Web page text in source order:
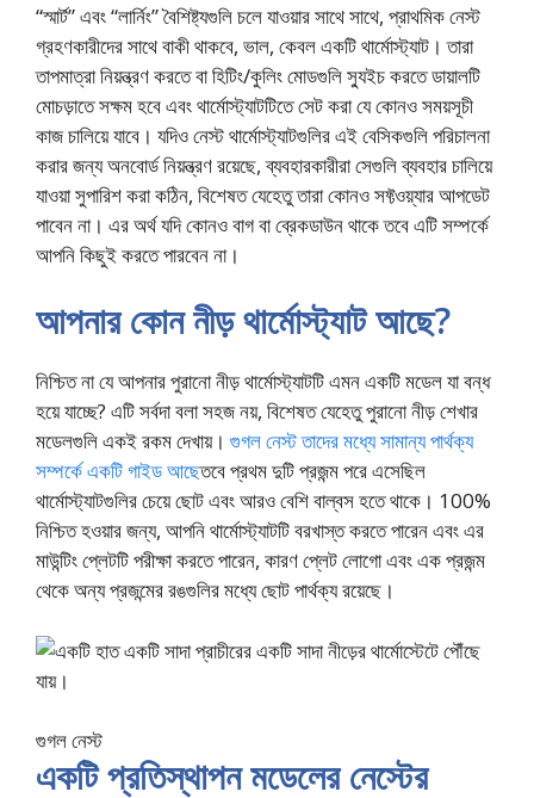
“স্মার্ট” এবং “লার্নিং” বৈশিষ্ট্যগুলি চলে যাওয়ার সাথে সাথে, প্রাথমিক নেস্ট
গ্রহণকারীদের সাথে বাকী থাকবে, ভাল, কেবল একটি থার্মোস্ট্যাট। তারা
তাপমাত্রা নিয়ন্ত্রণ করতে বা হিটিং/কুলিং মোডগুলি স্যুইচ করতে ডায়ালটি
মোচড়াতে সক্ষম হবে এবং থার্মোস্ট্যাটটিতে সেট করা যে কোনও সময়সূচী
কাজ চালিয়ে যাবে। যদিও নেস্ট থার্মোস্ট্যাটগুলির এই বেসিকগুলি পরিচালনা
করার জন্য অনবোর্ড নিয়ন্ত্রণ রয়েছে, ব্যবহারকারীরা সেগুলি ব্যবহার চালিয়ে
যাওয়া সুপারিশ করা কঠিন, বিশেষত যেহেতু তারা কোনও সফ্টওয়্যার আপডেট
পাবেন না। এর অর্থ যদি কোনও বাগ বা ব্রেকডাউন থাকে তবে এটি সম্পর্কে
আপনি কিছুই করতে পারবেন না।
আপনার কোন নীড় থার্মোস্ট্যাট আছে?
নিশ্চিত না যে আপনার পুরানো নীড় থার্মোস্ট্যাটটি এমন একটি মডেল যা বন্ধ
হয়ে যাচ্ছে? এটি সর্বদা বলা সহজ নয়, বিশেষত যেহেতু পুরানো নীড় শেখার
মডেলগুলি একই রকম দেখায়। গুগল নেস্ট তাদের মধ্যে সামান্য পার্থক্য
সম্পর্কে একটি গাইড আছেতবে প্রথম দুটি প্রজন্ম পরে এসেছিল
থার্মোস্ট্যাটগুলির চেয়ে ছোট এবং আরও বেশি বাল্বস হতে থাকে। 100%
নিশ্চিত হওয়ার জন্য, আপনি থার্মোস্ট্যাটটি বরখাস্ত করতে পারেন এবং এর
মাউন্টিং প্লেটটি পরীক্ষা করতে পারেন, কারণ প্লেট লোগো এবং এক প্রজন্ম
থেকে অন্য প্রজন্মের রঙগুলির মধ্যে ছোট পার্থক্য রয়েছে।
গুগল নেস্ট
একটি প্রতিস্থাপন মডেলের নেস্টের